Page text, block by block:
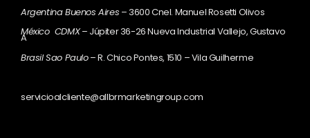
Argentina Buenos Aires – 3600 Cnel. Manuel Rosetti Olivos
México CDMX– Júpiter 36-26 Nueva Industrial Vallejo, Gustavo
A
Brasil Sao Paulo– R. Chico Pontes, 1510 – Vila Guilherme
servicioalcliente@allbrmarketingroup.com